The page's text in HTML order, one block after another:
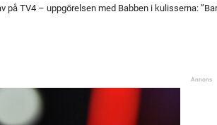
på TV4 – uppgörelsen med Babben i kulisserna: